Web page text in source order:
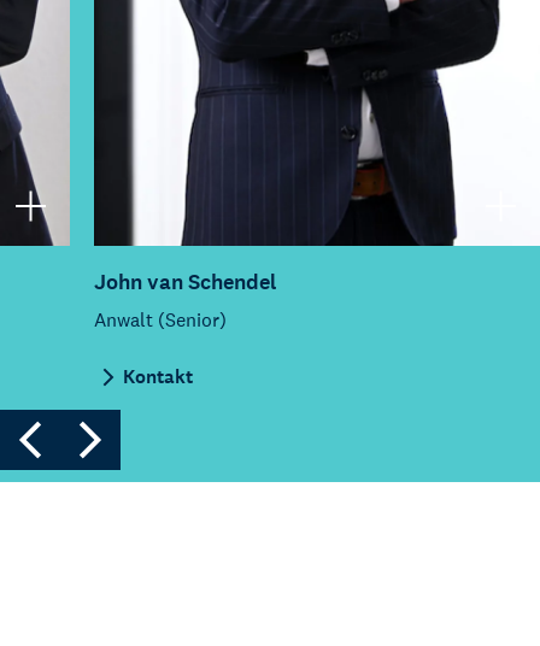
John van Schendel
Anwalt (Senior)
Kontakt